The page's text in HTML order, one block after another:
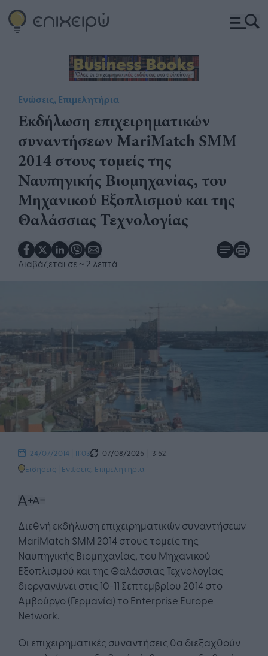
Ενώσεις, Επιμελητήρια
Εκδήλωση επιχειρηματικών
συναντήσεων MariMatch SMM
2014 στους τομείς της
Ναυπηγικής Βιομηχανίας, του
Μηχανικού Εξοπλισμού και της
Θαλάσσιας Τεχνολογίας
Διαβάζεται σε ~ 2 λεπτά
24/07/2014 | 11:03
07/08/2025 | 13:52
Ειδήσεις | Ενώσεις, Επιμελητήρια
Διεθνή εκδήλωση επιχειρηματικών συναντήσεων
MariMatch SMM 2014 στους τομείς της
Ναυπηγικής Βιομηχανίας, του Μηχανικού
Εξοπλισμού και της Θαλάσσιας Τεχνολογίας
διοργανώνει στις 10-11 Σεπτεμβρίου 2014 στο
Αμβούργο (Γερμανία) το Enterprise Europe
Network.
Οι επιχειρηματικές συναντήσεις θα διεξαχθούν